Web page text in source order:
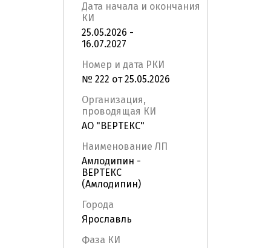
Дата начала и окончания
КИ
25.05.2026 -
16.07.2027
Номер и дата РКИ
№ 222 от 25.05.2026
Организация,
проводящая КИ
АО "ВЕРТЕКС"
Наименование ЛП
Амлодипин -
ВЕРТЕКС
(Амлодипин)
Города
Ярославль
Фаза КИ